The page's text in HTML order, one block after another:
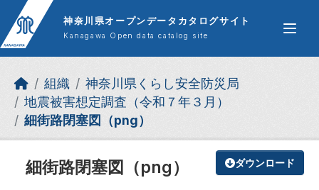
Skip to main content
神奈川県オープンデータカタログサイト
Kanagawa Open data catalog site
組織
神奈川県くらし安全防災局
地震被害想定調査（令和７年３月）
細街路閉塞図（png）
ダウンロード
細街路閉塞図（png）